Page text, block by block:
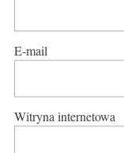
E-mail
Witryna internetowa